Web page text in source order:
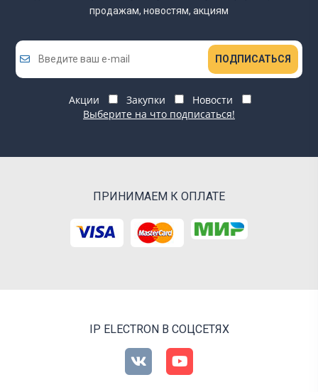
продажам, новостям, акциям
ПОДПИСАТЬСЯ
Акции Закупки
Новости
Выберите на что подписаться!
ПРИНИМАЕМ К ОПЛАТЕ
IP ELECTRON В СОЦСЕТЯХ